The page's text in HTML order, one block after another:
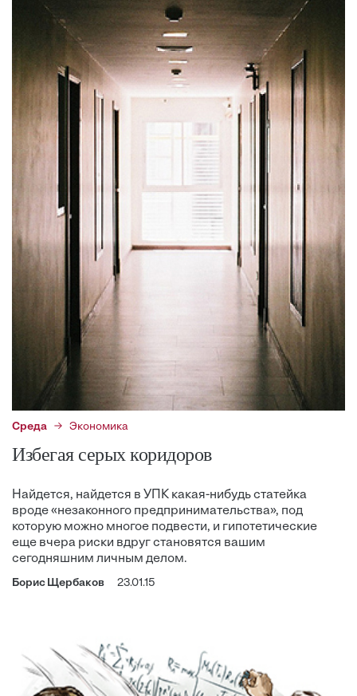
Среда Экономика
Избегая серых коридоров
Найдется, найдется в УПК какая-нибудь статейка
вроде «незаконного предпринимательства», под
которую можно многое подвести, и гипотетические
еще вчера риски вдруг становятся вашим
сегодняшним личным делом.
Борис Щербаков 23.01.15